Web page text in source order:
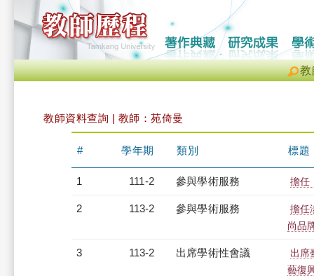
教
教師資料查詢 | 教師：苑倚曼
# 學年期 類別 標題
1 111-2 參與學術服務 擔任
2 113-2 參與學術服務
擔任
尚品
3 113-2 出席學術性會議
出席
藝復